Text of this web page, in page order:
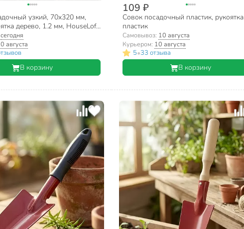
узкий, 70х320 мм,
дерево, 1.2 мм, HouseLoft,
сегодня
августа
В корзину
109 ₽
Совок посадочный пластик, рукоятка
пластик
Самовывоз: 10 августа
Курьером: 10 августа
5•33 отзыва
В корзину